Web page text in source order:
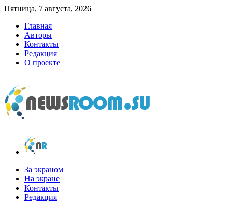
Пятница, 7 августа, 2026
Главная
Авторы
Контакты
Редакция
О проекте
newsroom.su
Новости о новостях
За экраном
На экране
Контакты
Редакция